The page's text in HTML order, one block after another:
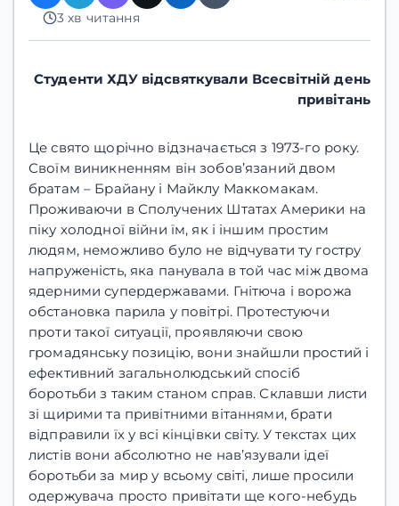
3 хв читання
Студенти ХДУ відсвяткували Всесвітній день
привітань
Це свято щорічно відзначається з 1973-го року.
Своїм виникненням він зобов’язаний двом
братам – Брайану і Майклу Маккомакам.
Проживаючи в Сполучених Штатах Америки на
піку холодної війни їм, як і іншим простим
людям, неможливо було не відчувати ту гостру
напруженість, яка панувала в той час між двома
ядерними супердержавами. Гнітюча і ворожа
обстановка парила у повітрі. Протестуючи
проти такої ситуації, проявляючи свою
громадянську позицію, вони знайшли простий і
ефективний загальнолюдський спосіб
боротьби з таким станом справ. Склавши листи
зі щирими та привітними вітаннями, брати
відправили їх у всі кінцівки світу. У текстах цих
листів вони абсолютно не нав’язували ідеї
боротьби за мир у всьому світі, лише просили
одержувача просто привітати ще кого-небудь